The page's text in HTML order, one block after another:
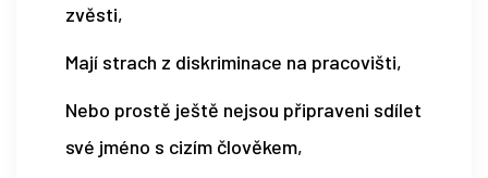
zvěsti,
Mají strach z diskriminace na pracovišti,
Nebo prostě ještě nejsou připraveni sdílet
své jméno s cizím člověkem,